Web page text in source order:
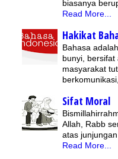
biasanya
Read More...
Hakikat
Bahasa
bunyi, bersifat
masyarakat
Sifat Moral
Allah, Rabb
atas
Read More...